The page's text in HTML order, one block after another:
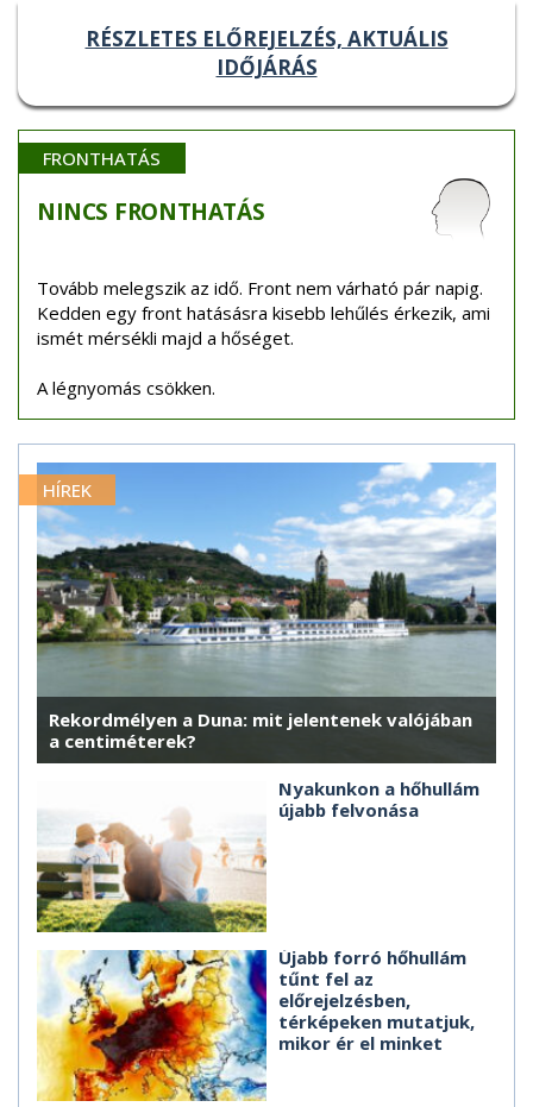
RÉSZLETES ELŐREJELZÉS, AKTUÁLIS
IDŐJÁRÁS
FRONTHATÁS
NINCS FRONTHATÁS
Tovább melegszik az idő. Front nem várható pár napig.
Kedden egy front hatásásra kisebb lehűlés érkezik, ami
ismét mérsékli majd a hőséget.
A légnyomás csökken.
HÍREK
Rekordmélyen a Duna: mit jelentenek valójában
a centiméterek?
Nyakunkon a hőhullám
újabb felvonása
Újabb forró hőhullám
tűnt fel az
előrejelzésben,
térképeken mutatjuk,
mikor ér el minket